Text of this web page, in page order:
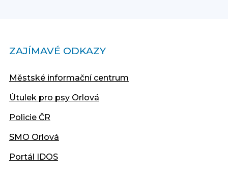
ZAJÍMAVÉ ODKAZY
Městské informační centrum
Útulek pro psy Orlová
Policie ČR
SMO Orlová
Portál IDOS